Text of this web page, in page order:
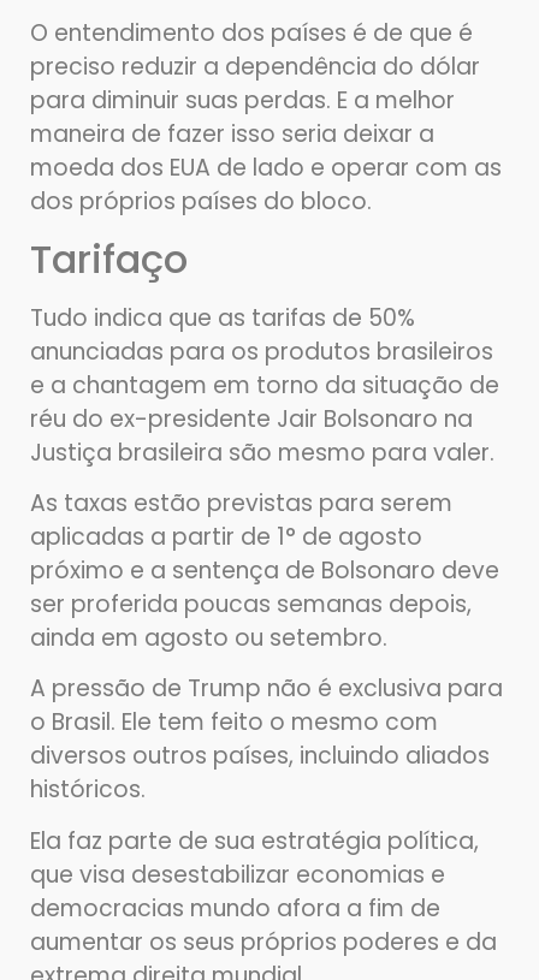
O entendimento dos países é de que é
preciso reduzir a dependência do dólar
para diminuir suas perdas. E a melhor
maneira de fazer isso seria deixar a
moeda dos EUA de lado e operar com as
dos próprios países do bloco.
Tarifaço
Tudo indica que as tarifas de 50%
anunciadas para os produtos brasileiros
e a chantagem em torno da situação de
réu do ex-presidente Jair Bolsonaro na
Justiça brasileira são mesmo para valer.
As taxas estão previstas para serem
aplicadas a partir de 1° de agosto
próximo e a sentença de Bolsonaro deve
ser proferida poucas semanas depois,
ainda em agosto ou setembro.
A pressão de Trump não é exclusiva para
o Brasil. Ele tem feito o mesmo com
diversos outros países, incluindo aliados
históricos.
Ela faz parte de sua estratégia política,
que visa desestabilizar economias e
democracias mundo afora a fim de
aumentar os seus próprios poderes e da